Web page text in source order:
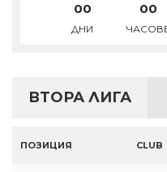
00
ДНИ
00
ВТОРА ЛИГА
ПОЗИЦИЯ CLUB